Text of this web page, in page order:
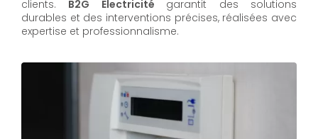
clients. B2G Electricité garantit des solutions
durables et des interventions précises, réalisées avec
expertise et professionnalisme.